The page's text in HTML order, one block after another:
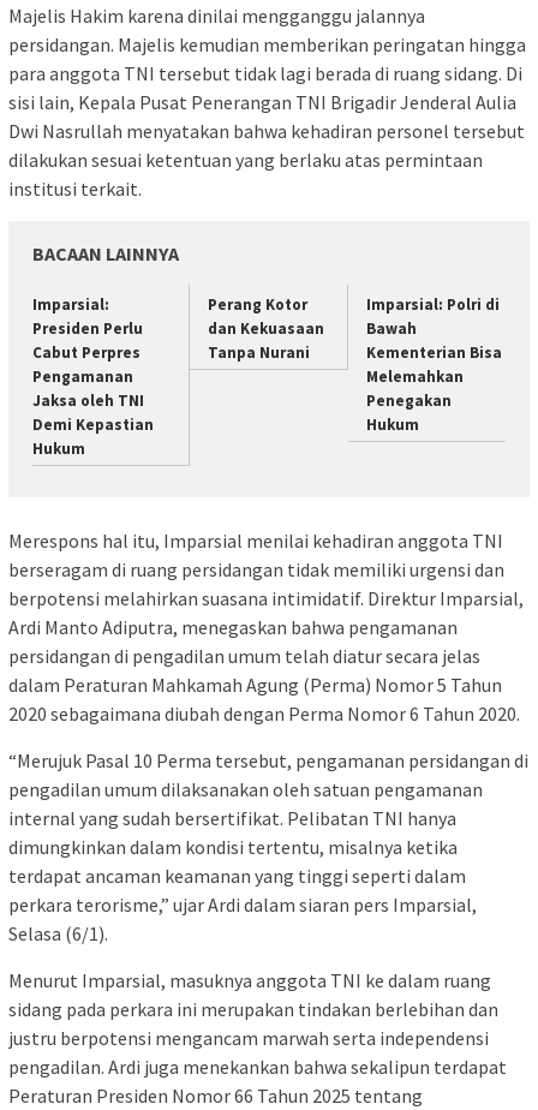
Majelis Hakim karena dinilai mengganggu jalannya
persidangan. Majelis kemudian memberikan peringatan hingga
para anggota TNI tersebut tidak lagi berada di ruang sidang. Di
sisi lain, Kepala Pusat Penerangan TNI Brigadir Jenderal Aulia
Dwi Nasrullah menyatakan bahwa kehadiran personel tersebut
dilakukan sesuai ketentuan yang berlaku atas permintaan
institusi terkait.
BACAAN LAINNYA
Imparsial:
Presiden Perlu
Cabut Perpres
Pengamanan
Jaksa oleh TNI
Demi Kepastian
Hukum
Perang Kotor
dan Kekuasaan
Tanpa Nurani
Imparsial: Polri di
Bawah
Kementerian Bisa
Melemahkan
Penegakan
Hukum
Merespons hal itu, Imparsial menilai kehadiran anggota TNI
berseragam di ruang persidangan tidak memiliki urgensi dan
berpotensi melahirkan suasana intimidatif. Direktur Imparsial,
Ardi Manto Adiputra, menegaskan bahwa pengamanan
persidangan di pengadilan umum telah diatur secara jelas
dalam Peraturan Mahkamah Agung (Perma) Nomor 5 Tahun
2020 sebagaimana diubah dengan Perma Nomor 6 Tahun 2020.
“Merujuk Pasal 10 Perma tersebut, pengamanan persidangan di
pengadilan umum dilaksanakan oleh satuan pengamanan
internal yang sudah bersertifikat. Pelibatan TNI hanya
dimungkinkan dalam kondisi tertentu, misalnya ketika
terdapat ancaman keamanan yang tinggi seperti dalam
perkara terorisme,” ujar Ardi dalam siaran pers Imparsial,
Selasa (6/1).
Menurut Imparsial, masuknya anggota TNI ke dalam ruang
sidang pada perkara ini merupakan tindakan berlebihan dan
justru berpotensi mengancam marwah serta independensi
pengadilan. Ardi juga menekankan bahwa sekalipun terdapat
Peraturan Presiden Nomor 66 Tahun 2025 tentang